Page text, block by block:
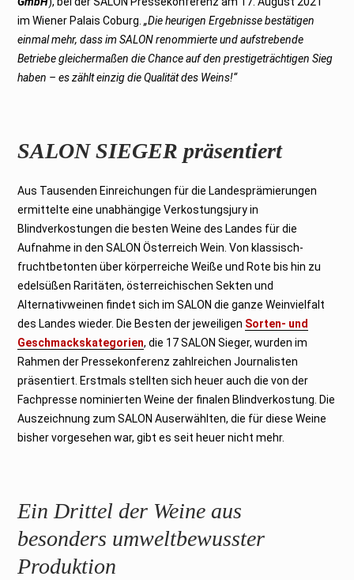
im Wiener Palais Coburg.„Die heurigen Ergebnisse bestätigen
einmal mehr, dass im SALON renommierte und aufstrebende
Betriebe gleichermaßen die Chance auf den prestigeträchtigen Sieg
haben – es zählt einzig die Qualität des Weins!“
SALON SIEGER präsentiert
Aus Tausenden Einreichungen für die Landesprämierungen
ermittelte eine unabhängige Verkostungsjury in
Blindverkostungen die besten Weine des Landes für die
Aufnahme in den SALON Österreich Wein. Von klassisch-
fruchtbetonten über körperreiche Weiße und Rote bis hin zu
edelsüßen Raritäten, österreichischen Sekten und
Alternativweinen findet sich im SALON die ganze Weinvielfalt
des Landes wieder. Die Besten der jeweiligen Sorten- und
Geschmackskategorien, die 17 SALON Sieger, wurden im
Rahmen der Pressekonferenz zahlreichen Journalisten
präsentiert. Erstmals stellten sich heuer auch die von der
Fachpresse nominierten Weine der finalen Blindverkostung. Die
Auszeichnung zum SALON Auserwählten, die für diese Weine
bisher vorgesehen war, gibt es seit heuer nicht mehr.
Ein Drittel der Weine aus
besonders umweltbewusster
Produktion